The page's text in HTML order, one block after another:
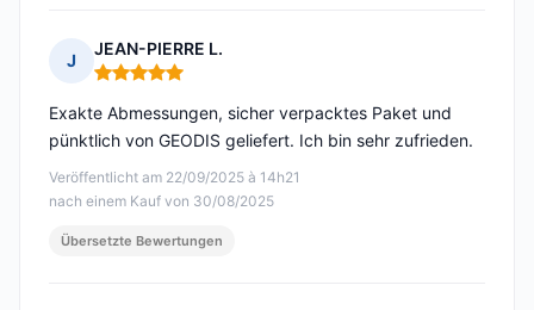
J
JEAN-PIERRE L.
Hinweis: 5 von 5
Veröffentlicht am 22/09/2025 à 14h21
nach einem Kauf von 30/08/2025
Exakte Abmessungen, sicher verpacktes Paket und
pünktlich von GEODIS geliefert. Ich bin sehr zufrieden.
Übersetzte Bewertungen